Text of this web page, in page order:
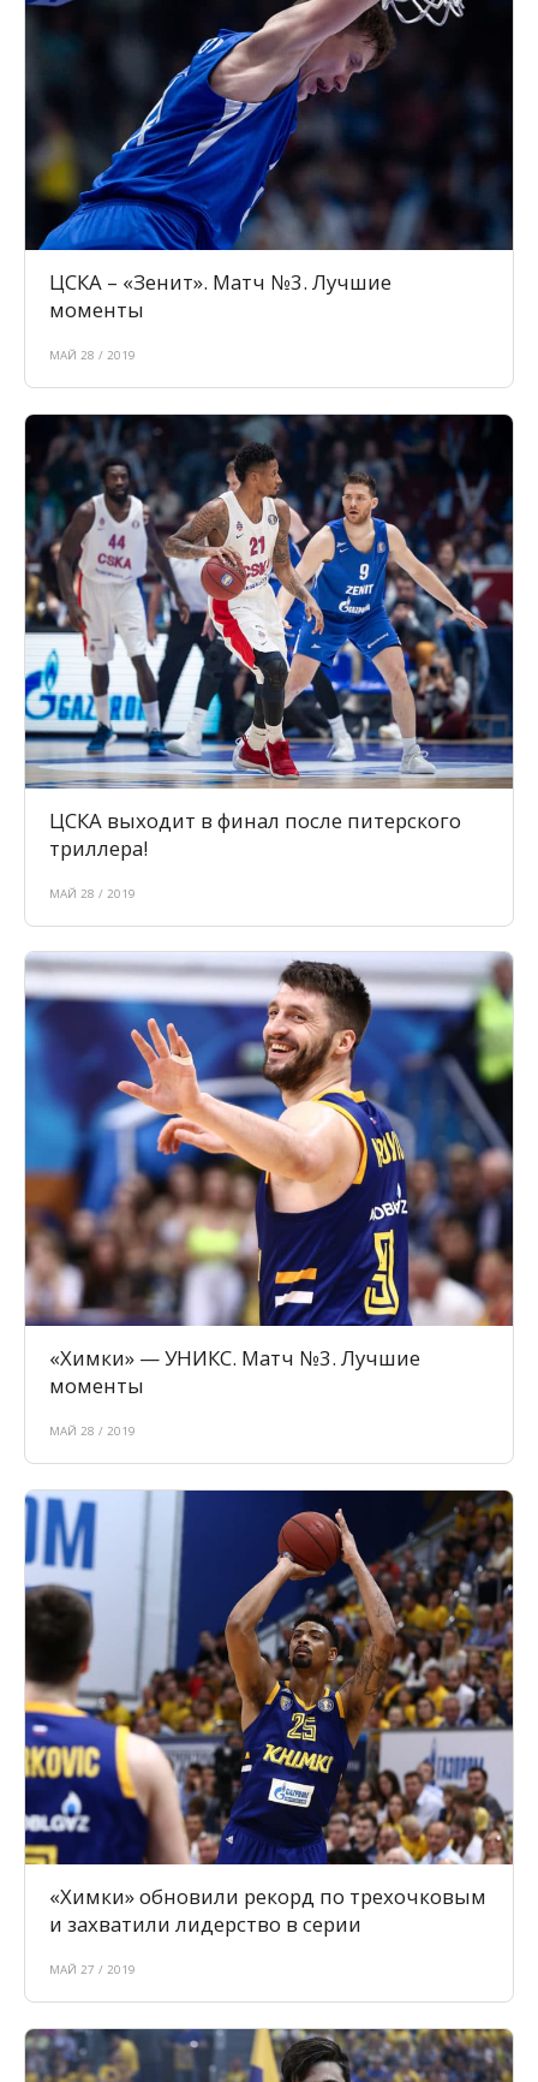
ЦСКА – «Зенит». Матч №3. Лучшие
моменты
МАЙ 28 / 2019
ЦСКА выходит в финал после питерского
триллера!
МАЙ 28 / 2019
«Химки» — УНИКС. Матч №3. Лучшие
моменты
МАЙ 28 / 2019
«Химки» обновили рекорд по трехочковым
и захватили лидерство в серии
МАЙ 27 / 2019